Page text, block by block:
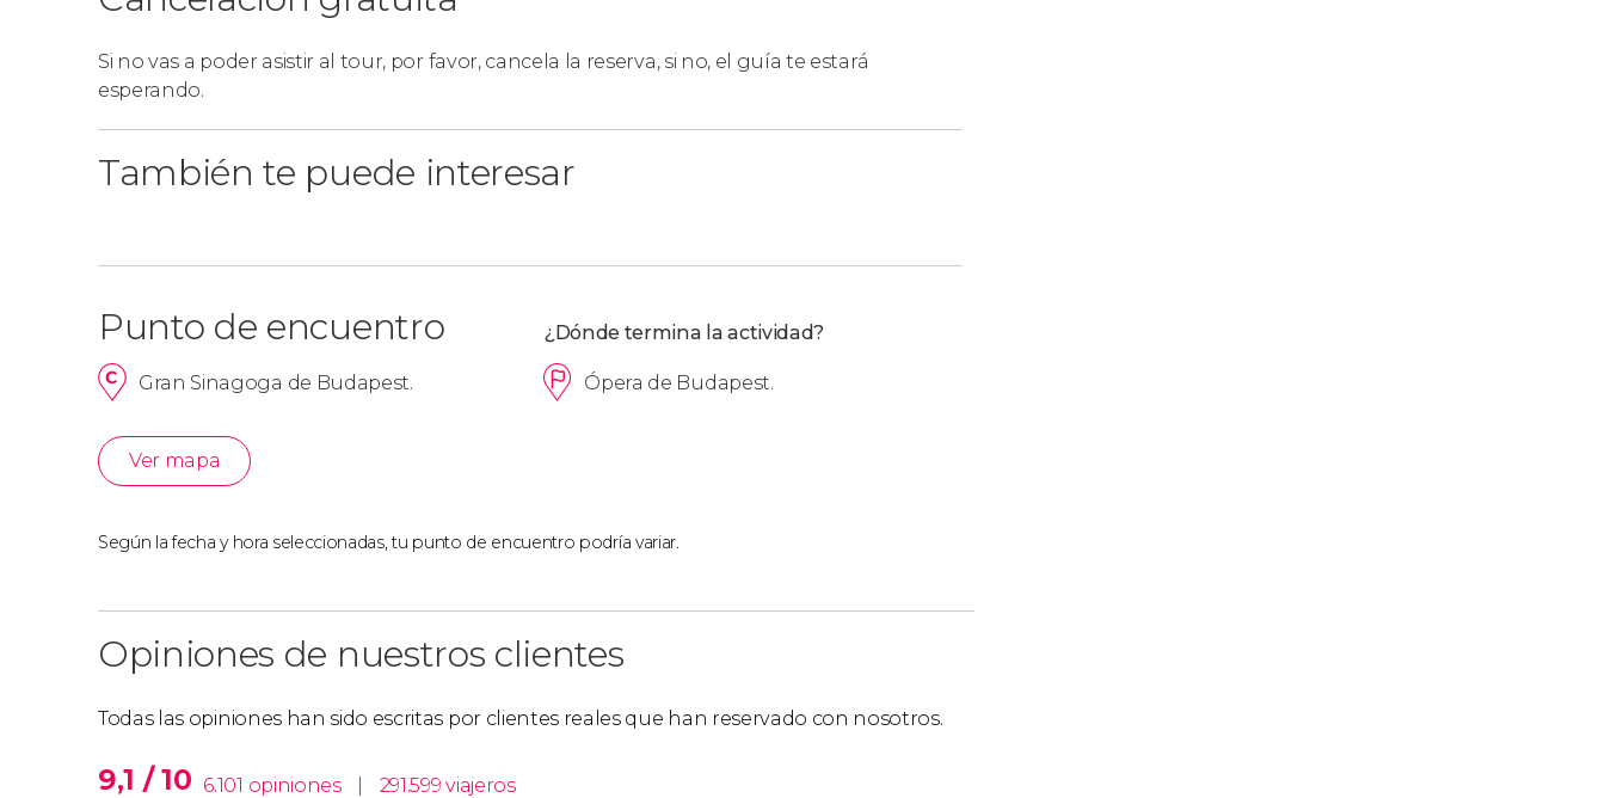
En nuestro free tourno se admiten grupos de más de 6 personas, aunque se hagan en
distintas reservas.
Si no vas a poder asistir al tour, por favor, cancela la reserva, si no, el guía te estará
esperando.
También te puede interesar
Punto de encuentro ¿Dónde termina la actividad?
Gran Sinagoga de Budapest. Ópera de Budapest.
Ver mapa
Según la fecha y hora seleccionadas, tu punto de encuentro podría variar.
Opiniones de nuestros clientes
Todas las opiniones han sido escritas por clientes reales que han reservado con nosotros.
9,1 / 10 6.101 opiniones 291.599 viajeros